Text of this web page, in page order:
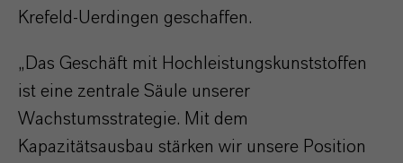
Krefeld-Uerdingen geschaffen.
„Das Geschäft mit Hochleistungskunststoffen
ist eine zentrale Säule unserer
Wachstumsstrategie. Mit dem
Kapazitätsausbau stärken wir unsere Position